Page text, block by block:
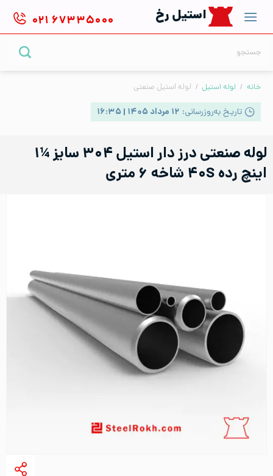
content
استیل رخ ۰۲۱ ۶۷۳۳۵۰۰۰
خانه / لوله استیل / لوله استیل صنعتی
تاریخ به‌روزرسانی: ۱۲ مرداد ۱۴۰۵ | ۱۶:۳۵
لوله صنعتی درز دار استیل ۳۰۴ سایز ¼۱
اینچ رده ۴۰S شاخه ۶ متری